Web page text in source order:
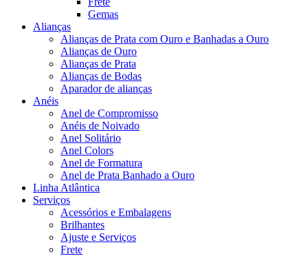
Gemas
Alianças
Alianças de Prata com Ouro e Banhadas a Ouro
Alianças de Ouro
Alianças de Prata
Alianças de Bodas
Aparador de alianças
Anéis
Anel de Compromisso
Anéis de Noivado
Anel Solitário
Anel Colors
Anel de Formatura
Anel de Prata Banhado a Ouro
Linha Atlântica
Serviços
Acessórios e Embalagens
Brilhantes
Ajuste e Serviços
Frete